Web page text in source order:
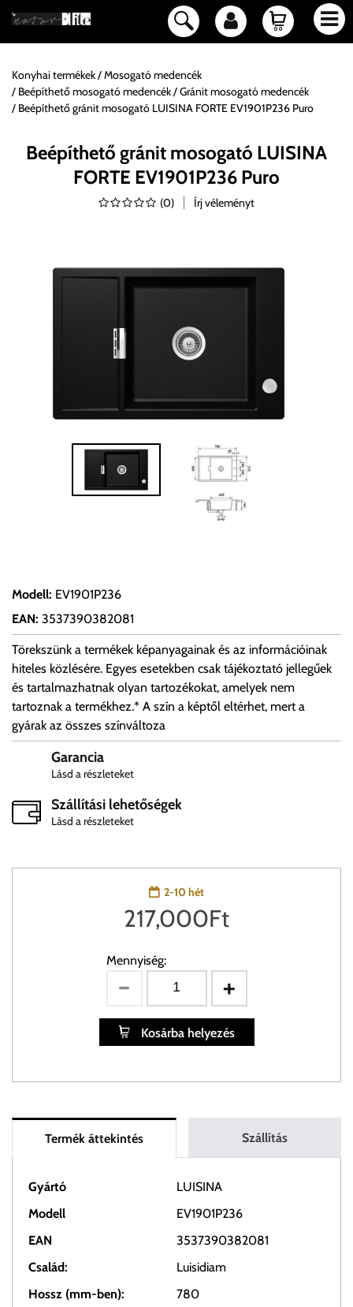
Konyhai termékek
Mosogató medencék
Beépíthető mosogató medencék
Gránit mosogató medencék
Beépíthető gránit mosogató LUISINA FORTE EV1901P236 Puro
Beépíthető gránit mosogató LUISINA
FORTE EV1901P236 Puro
(0) Írj véleményt
Modell: EV1901P236
EAN: 3537390382081
Törekszünk a termékek képanyagainak és az információinak
hiteles közlésére. Egyes esetekben csak tájékoztató jellegűek
és tartalmazhatnak olyan tartozékokat, amelyek nem
tartoznak a termékhez.* A szín a képtől eltérhet, mert a
gyárak az összes színváltoza
Garancia
Lásd a részleteket
Szállítási lehetőségek
Lásd a részleteket
2-10 hét
217,000Ft
Mennyiség:
Kosárba helyezés
Termék áttekintés Szállítás
Gyártó
LUISINA
Modell
EV1901P236
EAN
3537390382081
Család:
Luisidiam
Hossz (mm-ben):
780